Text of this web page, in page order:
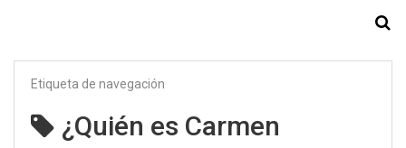
Etiqueta de navegación
¿Quién es Carmen